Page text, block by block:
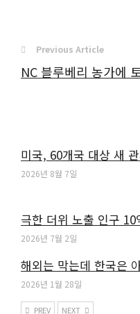
Previous Article
NC 블루베리 농가에
미국, 60개국 대상 새
2026년 8월 7일
극한 더위 노출 인구
2026년 7월 2일
해외는 막는데 한국은
2026년 1월 28일
PREV NEXT